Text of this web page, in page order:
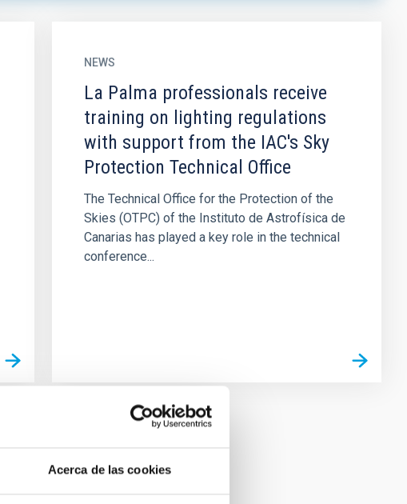
Acerca de las cookies
NEWS
La Palma professionals receive
training on lighting regulations
with support from the IAC's Sky
Protection Technical Office
The Technical Office for the Protection of the
Skies (OTPC) of the Instituto de Astrofísica de
Canarias has played a key role in the technical
conference...